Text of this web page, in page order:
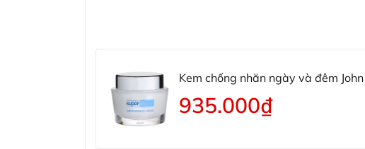
Kem chống nhăn ngày và đêm John Plunkett's SuperLift Super Wrinkle
935.000₫